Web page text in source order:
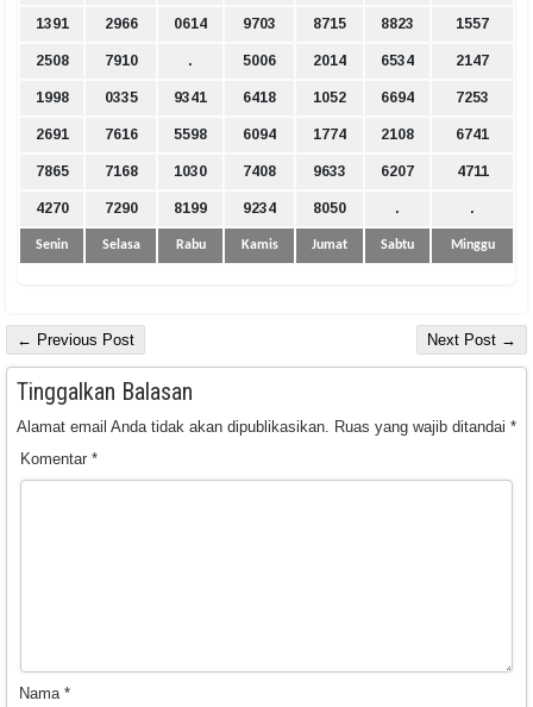
1391 2966 0614 9703 8715 8823 1557
2508 7910 . 5006 2014 6534 2147
1998 0335 9341 6418 1052 6694 7253
2691 7616 5598 6094 1774 2108 6741
7865 7168 1030 7408 9633 6207 4711
4270 7290 8199 9234 8050 . .
Senin Selasa Rabu Kamis Jumat Sabtu Minggu
← Previous Post Next Post →
Tinggalkan Balasan
Alamat email Anda tidak akan dipublikasikan. Ruas yang wajib ditandai *
Komentar *
Nama *